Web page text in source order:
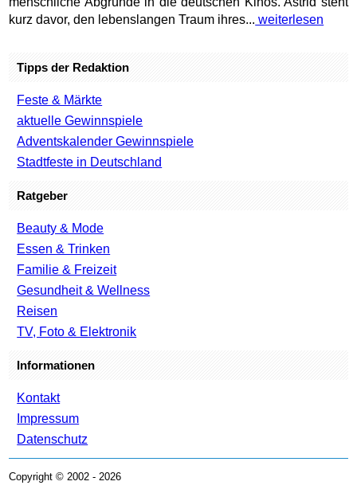
kurz davor, den lebenslangen Traum ihres... weiterlesen
Tipps der Redaktion
Feste & Märkte
aktuelle Gewinnspiele
Adventskalender Gewinnspiele
Stadtfeste in Deutschland
Ratgeber
Beauty & Mode
Essen & Trinken
Familie & Freizeit
Gesundheit & Wellness
Reisen
TV, Foto & Elektronik
Informationen
Kontakt
Impressum
Datenschutz
Copyright © 2002 - 2026